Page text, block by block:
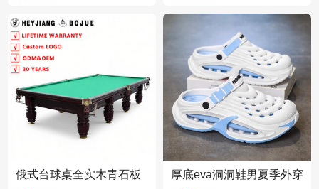
俄式台球桌全实木青石板
厚底eva洞洞鞋男夏季外穿